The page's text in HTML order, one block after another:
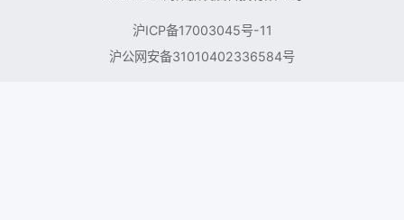
沪ICP备17003045号-11
沪公网安备31010402336584号